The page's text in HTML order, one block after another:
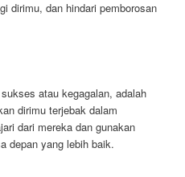
dirimu, dan hindari pemborosan
atau kegagalan, adalah
dirimu terjebak dalam
dari mereka dan gunakan
depan yang lebih baik.